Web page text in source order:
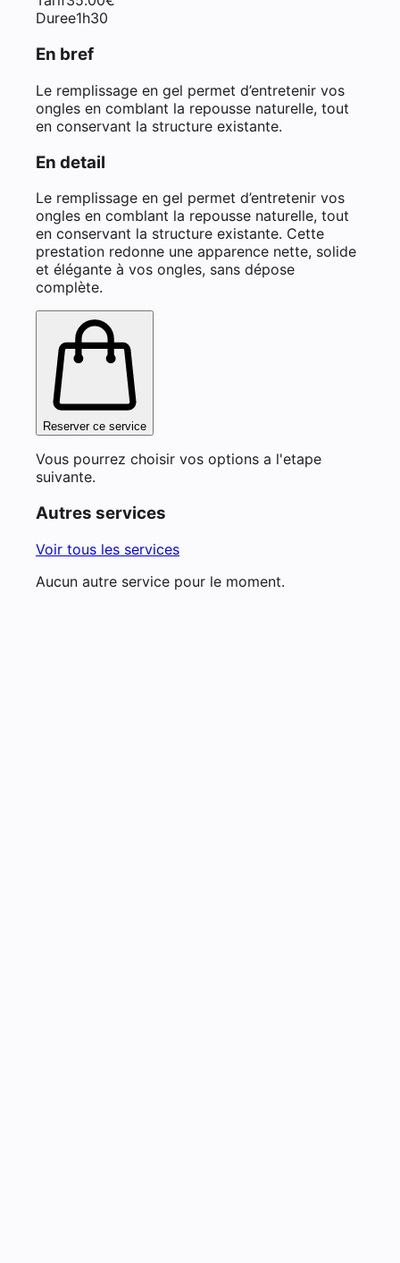
Duree1h30
En bref
Le remplissage en gel permet d’entretenir vos
ongles en comblant la repousse naturelle, tout
en conservant la structure existante.
En detail
Le remplissage en gel permet d’entretenir vos
ongles en comblant la repousse naturelle, tout
en conservant la structure existante. Cette
prestation redonne une apparence nette, solide
et élégante à vos ongles, sans dépose
complète.
Reserver ce service
Vous pourrez choisir vos options a l'etape
suivante.
Autres services
Voir tous les services
Aucun autre service pour le moment.